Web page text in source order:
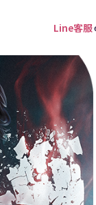
Line客服